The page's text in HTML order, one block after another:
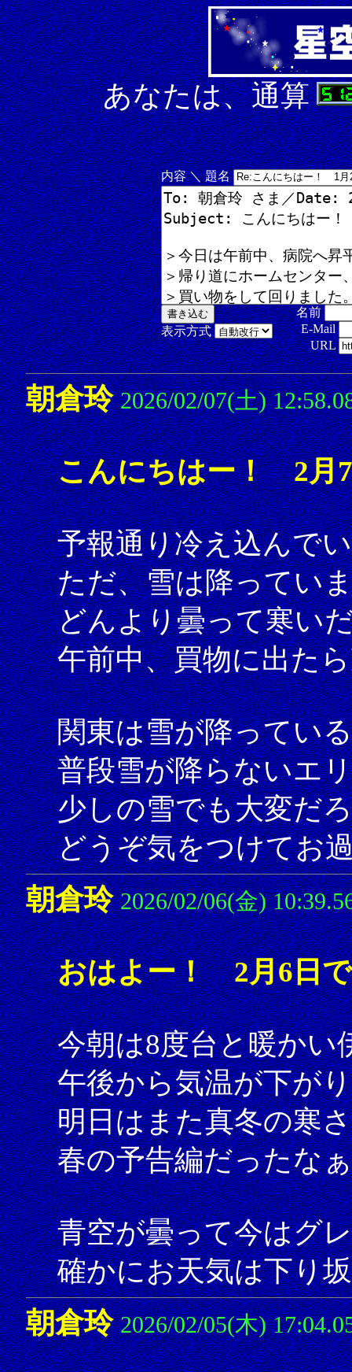
あなたは、通算
内容 ＼ 題名
表示方式
名前
E-Mail
URL
朝倉玲 2026/02/07(土)
こんにちはー！ 2月
予報通り冷え込んで
ただ、雪は降ってい
どんより曇って寒い
午前中、買物に出た
関東は雪が降ってい
普段雪が降らないエ
少しの雪でも大変だ
どうぞ気をつけてお
朝倉玲 2026/02/06(金)
おはよー！ 2月6日
今朝は8度台と暖かい
午後から気温が下が
明日はまた真冬の寒
春の予告編だったな
青空が曇って今はグ
確かにお天気は下り
朝倉玲 2026/02/05(木)